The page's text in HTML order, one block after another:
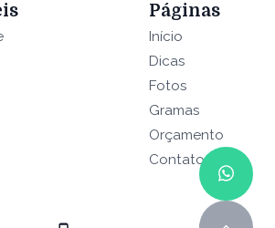
Páginas
Início
Dicas
Fotos
Gramas
Orçamento
Contato